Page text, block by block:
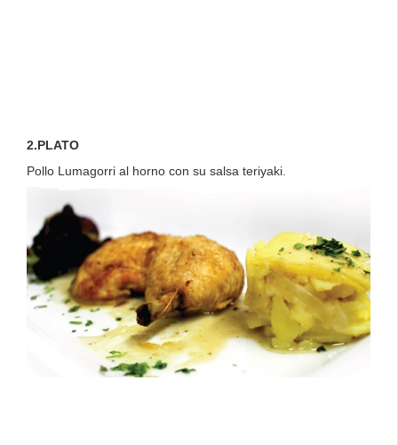
2.PLATO
Pollo Lumagorri al horno con su salsa teriyaki.